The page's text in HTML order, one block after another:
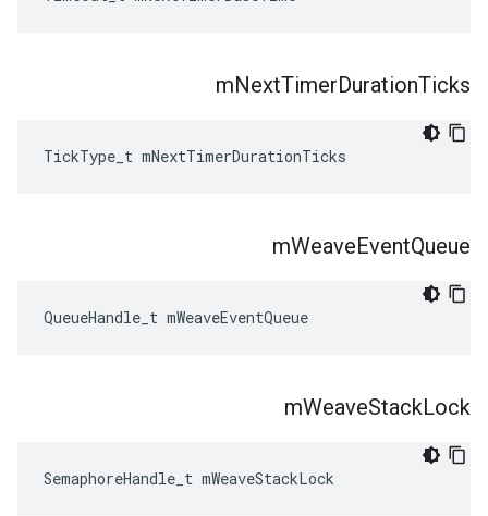
mNextTimerDurationTicks
TickType_t mNextTimerDurationTicks
mWeaveEventQueue
QueueHandle_t mWeaveEventQueue
mWeaveStackLock
SemaphoreHandle_t mWeaveStackLock